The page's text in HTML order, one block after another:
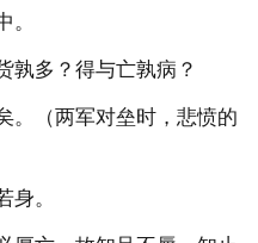
多？得与亡孰病？
（两军对垒时，悲愤的
。